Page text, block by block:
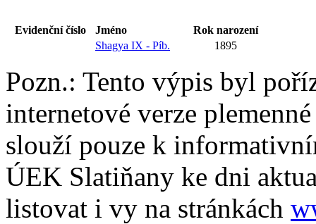
Evidenční číslo Jméno
Rok narození
Shagya IX - Píb.
1895
Pozn.: Tento výpis byl
internetové verze
slouží pouze k
ÚEK Slatiňany ke dni
listovat i vy na stránkách